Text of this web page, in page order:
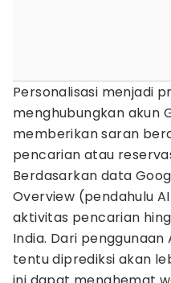
Personalisasi menjadi
menghubungkan akun
memberikan saran
pencarian atau
Berdasarkan data
Overview (pendahulu
aktivitas pencarian
India. Dari
tentu diprediksi akan